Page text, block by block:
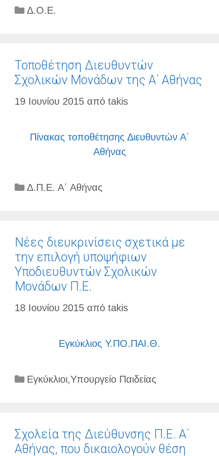
Κατηγορίες
Δ.Ο.Ε.
Τοποθέτηση Διευθυντών
Σχολικών Μονάδων της Α΄ Αθήνας
19 Ιουνίου 2015 από takis
Πίνακας τοποθέτησης Διευθυντών Α΄
Αθήνας
Κατηγορίες
Δ.Π.Ε. Α΄ Αθήνας
Νέες διευκρινίσεις σχετικά με
την επιλογή υποψήφιων
Υποδιευθυντών Σχολικών
Μονάδων Π.Ε.
18 Ιουνίου 2015 από takis
Εγκύκλιος Υ.ΠΟ.ΠΑΙ.Θ.
Κατηγορίες
Εγκύκλιοι,Υπουργείο Παιδείας
Σχολεία της Διεύθυνσης Π.Ε. Α΄
Αθήνας, που δικαιολογούν θέση